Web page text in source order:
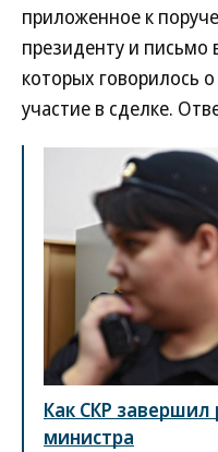
приложенное к
президенту и письмо
которых говорилось
участие в сделке.
Как СКР завершил
министра